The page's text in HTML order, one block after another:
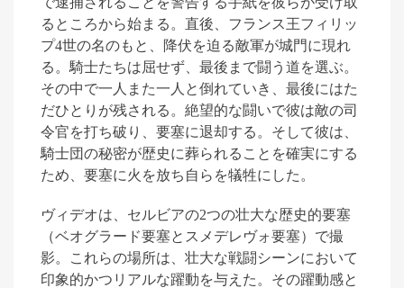
るところから始まる。直後、フランス王フィリッ
プ4世の名のもと、降伏を迫る敵軍が城門に現れ
る。騎士たちは屈せず、最後まで闘う道を選ぶ。
その中で一人また一人と倒れていき、最後にはた
だひとりが残される。絶望的な闘いで彼は敵の司
令官を打ち破り、要塞に退却する。そして彼は、
騎士団の秘密が歴史に葬られることを確実にする
ため、要塞に火を放ち自らを犠牲にした 。
ヴィデオは、セルビアの2つの壮大な歴史的要塞
（ベオグラード要塞とスメデレヴォ要塞）で撮
影。これらの場所は、壮大な戦闘シーンにおいて
印象的かつリアルな躍動を与えた 。 その躍動感と